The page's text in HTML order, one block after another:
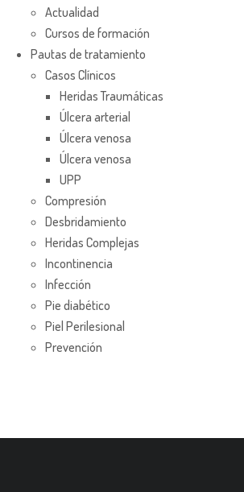
Actualidad
Cursos de formación
Pautas de tratamiento
Casos Clínicos
Heridas Traumáticas
Úlcera arterial
Úlcera venosa
Úlcera venosa
UPP
Compresión
Desbridamiento
Heridas Complejas
Incontinencia
Infección
Pie diabético
Piel Perilesional
Prevención